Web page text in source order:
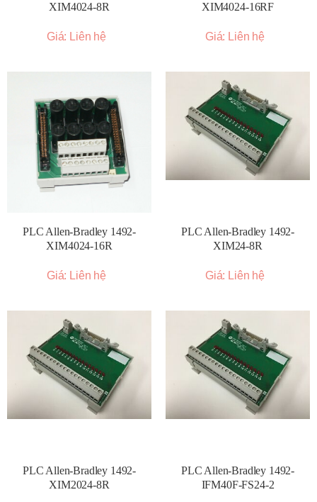
XIM4024-8R
Giá: Liên hệ
XIM4024-16RF
Giá: Liên hệ
PLC Allen-Bradley 1492-
XIM4024-16R
Giá: Liên hệ
PLC Allen-Bradley 1492-
XIM24-8R
Giá: Liên hệ
PLC Allen-Bradley 1492-
XIM2024-8R
PLC Allen-Bradley 1492-
IFM40F-FS24-2